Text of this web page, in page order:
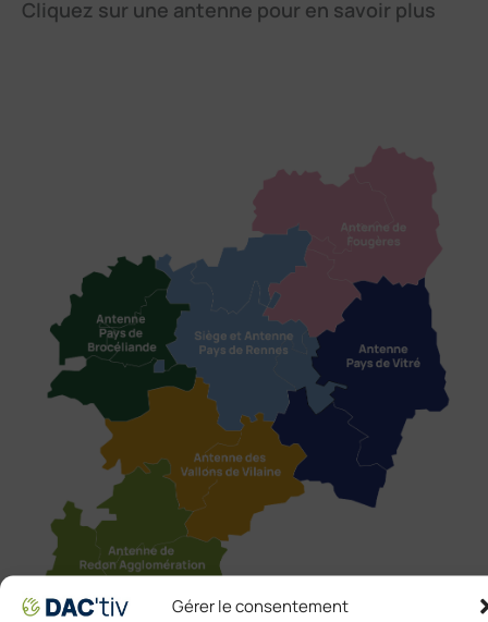
Gérer le consentement
Cliquez sur une antenne pour en savoir plus